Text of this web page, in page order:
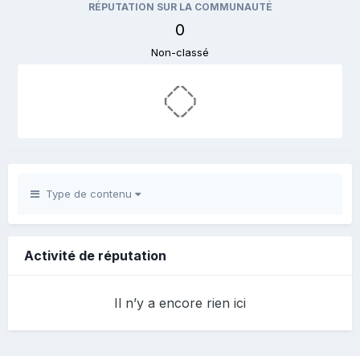
RÉPUTATION SUR LA COMMUNAUTÉ
0
Non-classé
Type de contenu
Activité de réputation
Il n’y a encore rien ici